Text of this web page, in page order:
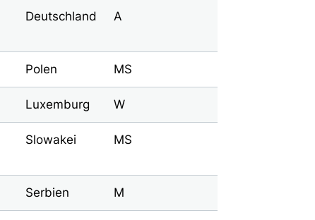
Deutschland A
Polen MS
Luxemburg W
Slowakei MS
Serbien M